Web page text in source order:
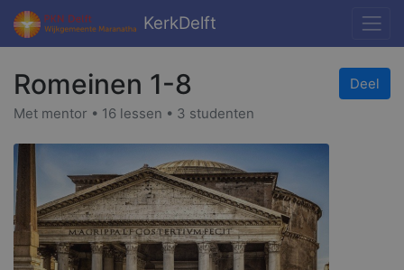
KerkDelft
Romeinen 1-8
Met mentor • 16 lessen • 3 studenten
Deel